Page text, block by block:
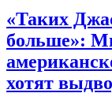
«Таких
больше»:
хотят